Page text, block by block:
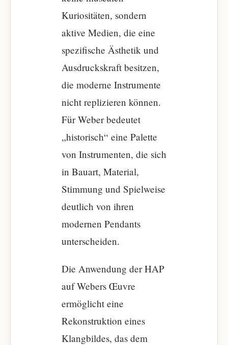
Kuriositäten, sondern
aktive Medien, die eine
spezifische Ästhetik und
Ausdruckskraft besitzen,
die moderne Instrumente
nicht replizieren können.
Für Weber bedeutet
„historisch“ eine Palette
von Instrumenten, die sich
in Bauart, Material,
Stimmung und Spielweise
deutlich von ihren
modernen Pendants
unterscheiden.
Die Anwendung der HAP
auf Webers Œuvre
ermöglicht eine
Rekonstruktion eines
Klangbildes, das dem